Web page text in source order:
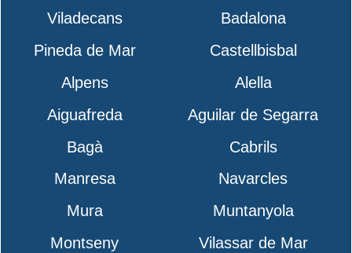
Viladecans
Badalona
Pineda de Mar
Castellbisbal
Alpens
Alella
Aiguafreda
Aguilar de Segarra
Bagà
Cabrils
Manresa
Navarcles
Mura
Muntanyola
Montseny
Vilassar de Mar